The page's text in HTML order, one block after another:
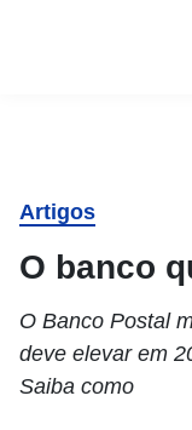
Artigos
O banco
O Banco Postal
deve elevar em
Saiba como